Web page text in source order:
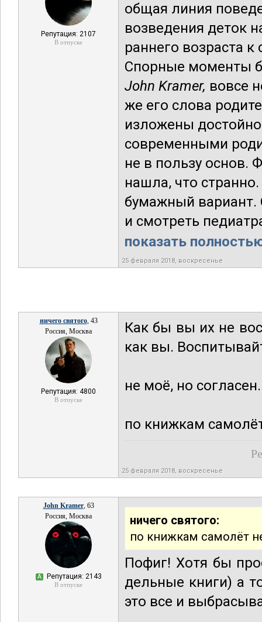
Репутация: 2107
В отпуске
общая линия
возведения деток
раннего возраста к
Спорные моменты
John Kramer, вовсе
же его слова
изложены
современными
не в пользу основ.
нашла, что
бумажный
и смотреть
показать
25 февраля 2018, воскресенье
ничего святого, 43
Россия, Москва
Репутация: 4800
В отпуске
Как бы вы их не
как вы.
не моё, но согласен.
по книжкам
25 февраля 2018, воскресенье
John Kramer, 63
Россия, Москва
А Репутация: 2143
В отпуске
ничего святого:
по книжкам самолёт
Пофиг! Хотя бы
дельные книги) а
это все и